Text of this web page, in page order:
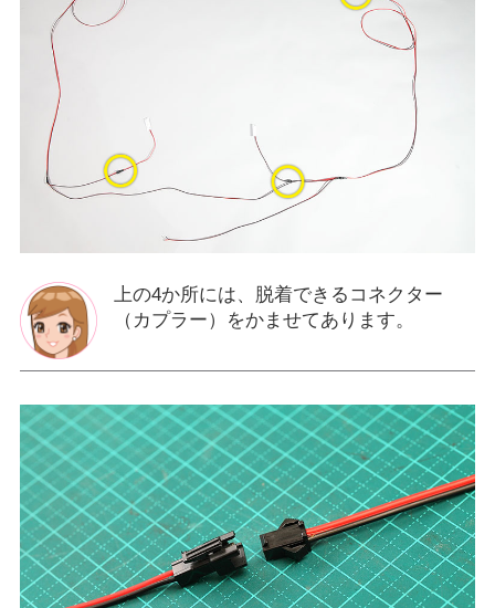
上の4か所には、脱着できるコネクター
（カプラー）をかませてあります。